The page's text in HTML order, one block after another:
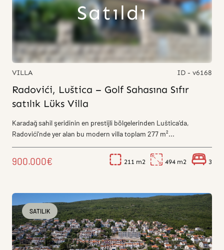
Satıldı
VILLA ID - v6168
Radovići, Luštica – Golf Sahasına Sıfır
satılık Lüks Villa
Karadağ sahil şeridinin en prestijli bölgelerinden Luštica’da,
Radovići’nde yer alan bu modern villa toplam 277 m²...
900.000€ 211 494 3
SATILIK